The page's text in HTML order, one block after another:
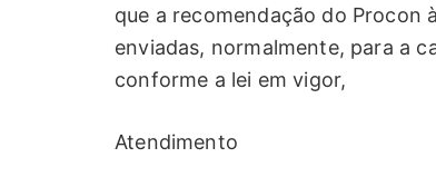
que a recomendação do Procon
enviadas, normalmente, para a
conforme a lei em vigor,
Atendimento